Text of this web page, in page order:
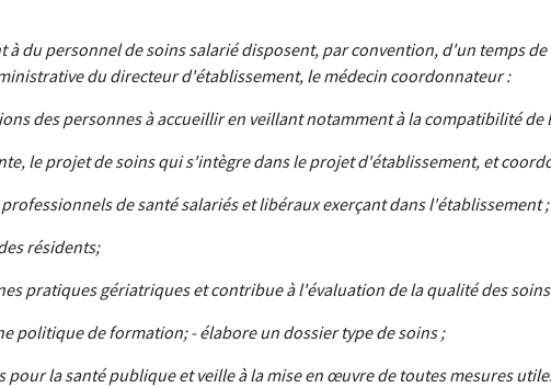
à du personnel de soins salarié disposent, par convention, d'un temps
du directeur d'établissement, le médecin coordonnateur :
des personnes à accueillir en veillant notamment à la compatibilité
le projet de soins qui s'intègre dans le projet d'établissement, et
de santé salariés et libéraux exerçant dans l'établissement ;
résidents;
pratiques gériatriques et contribue à l'évaluation de la qualité des
politique de formation; - élabore un dossier type de soins ;
pour la santé publique et veille à la mise en œuvre de toutes mesures